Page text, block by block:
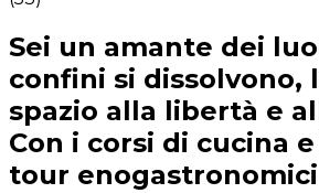
Sei un amante dei
confini si dissolvono,
spazio alla libertà e
Con i corsi di cucina
tour